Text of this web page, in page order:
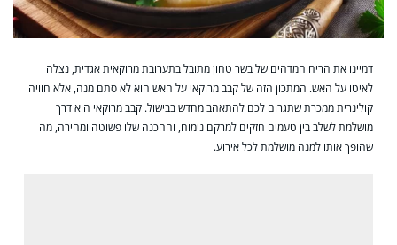
דמיינו את הריח המדהים של בשר טחון מתובל בתערובת מרוקאית אגדית, נצלה
לאיטו על האש. המתכון הזה של קבב מרוקאי על האש הוא לא סתם מנה, אלא חוויה
קולינרית ממכרת שתגרום לכם להתאהב מחדש בבישול. קבב מרוקאי הוא דרך
מושלמת לשלב בין טעמים חזקים למרקם נימוח, וההכנה שלו פשוטה ומהירה, מה
שהופך אותו למנה מושלמת לכל אירוע.